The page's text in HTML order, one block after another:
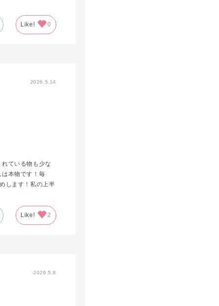
Like! 0
2026.5.14
ている物も少な
は本物です！毎
します！私の上半
Like! 2
2026.5.8